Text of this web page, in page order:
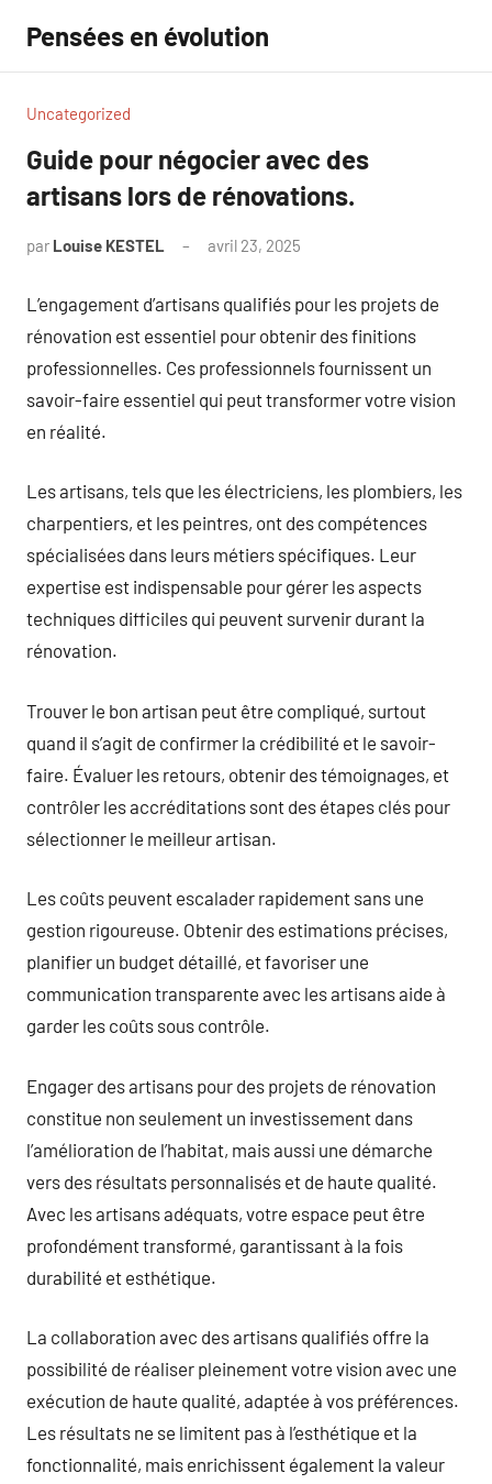
contenu
Pensées en évolution
Uncategorized
Guide pour négocier avec des
artisans lors de rénovations.
par Louise KESTEL avril 23, 2025
L’engagement d’artisans qualifiés pour les projets de
rénovation est essentiel pour obtenir des finitions
professionnelles. Ces professionnels fournissent un
savoir-faire essentiel qui peut transformer votre vision
en réalité.
Les artisans, tels que les électriciens, les plombiers, les
charpentiers, et les peintres, ont des compétences
spécialisées dans leurs métiers spécifiques. Leur
expertise est indispensable pour gérer les aspects
techniques difficiles qui peuvent survenir durant la
rénovation.
Trouver le bon artisan peut être compliqué, surtout
quand il s’agit de confirmer la crédibilité et le savoir-
faire. Évaluer les retours, obtenir des témoignages, et
contrôler les accréditations sont des étapes clés pour
sélectionner le meilleur artisan.
Les coûts peuvent escalader rapidement sans une
gestion rigoureuse. Obtenir des estimations précises,
planifier un budget détaillé, et favoriser une
communication transparente avec les artisans aide à
garder les coûts sous contrôle.
Engager des artisans pour des projets de rénovation
constitue non seulement un investissement dans
l’amélioration de l’habitat, mais aussi une démarche
vers des résultats personnalisés et de haute qualité.
Avec les artisans adéquats, votre espace peut être
profondément transformé, garantissant à la fois
durabilité et esthétique.
La collaboration avec des artisans qualifiés offre la
possibilité de réaliser pleinement votre vision avec une
exécution de haute qualité, adaptée à vos préférences.
Les résultats ne se limitent pas à l’esthétique et la
fonctionnalité, mais enrichissent également la valeur